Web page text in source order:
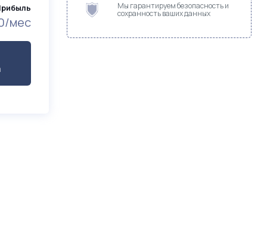
мес
Мы гарантируем безопасность и
сохранность ваших данных